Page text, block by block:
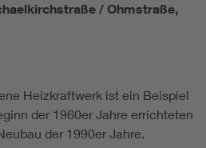
/ Ohmstraße,
Heizkraftwerk ist ein Beispiel
der 1960er Jahre errichteten
der 1990er Jahre.